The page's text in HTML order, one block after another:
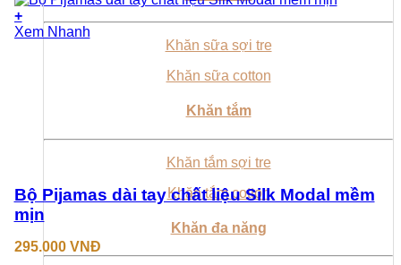
Khăn sữa sợi tre
Khăn sữa cotton
Khăn tắm
Khăn tắm sợi tre
Khăn tắm cotton
Khăn đa năng
+
Sản
có
thể
được
chọn
trên
Xem Nhanh
Bộ Pijamas dài tay chất liệu Silk Modal mềm
mịn
295.000 VNĐ